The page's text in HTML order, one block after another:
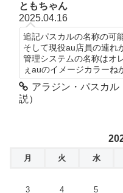
ともちゃん
2025.04.16
追記パスカルの名称の可
そして現役au店員の連れ
管理システムの名称はオ
ぇauのイメージカラーね
アラジン・パスカ
説）
月 火 水
3
4 5